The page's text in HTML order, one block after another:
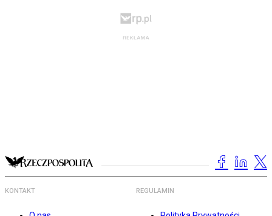
KONTAKT REGULAMIN